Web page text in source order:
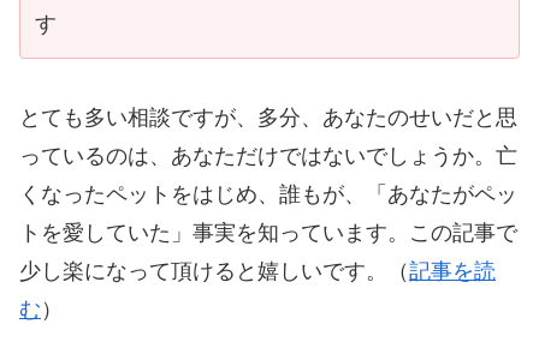
す
とても多い相談ですが、多分、あなたのせいだと思
っているのは、あなただけではないでしょうか。亡
くなったペットをはじめ、誰もが、「あなたがペッ
トを愛していた」事実を知っています。この記事で
少し楽になって頂けると嬉しいです。（記事を読
む ）